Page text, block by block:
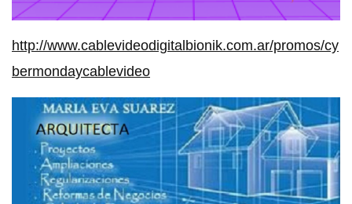
http://www.cablevideodigitalbionik.com.ar/promos/cy
bermondaycablevideo